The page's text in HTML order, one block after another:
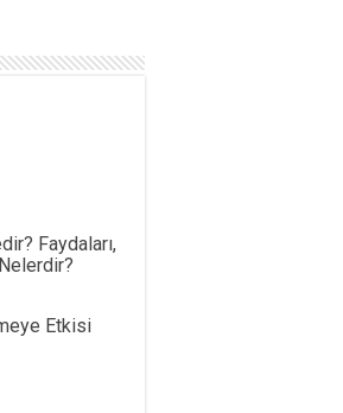
Faydaları,
Etkisi